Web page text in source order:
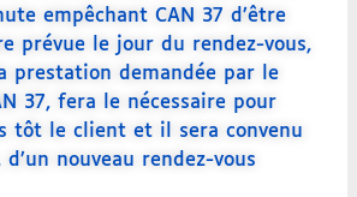
empêchant CAN 37 d’être
prévue le jour du rendez-vous,
prestation demandée par le
37, fera le nécessaire pour
tôt le client et il sera convenu
nouveau rendez-vous